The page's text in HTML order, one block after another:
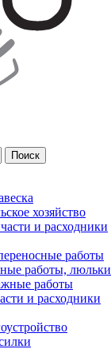
Поиск
хозяйство
и расходники
работы
работы, люльки
работы
и расходники